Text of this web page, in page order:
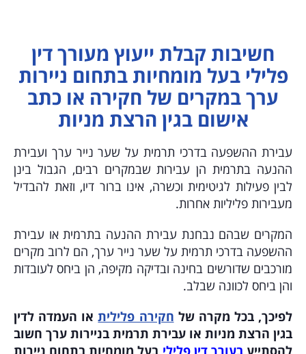
חשיבות קבלת ייעוץ מעורך דין
פלילי בעל מומחיות בתחום ניירות
ערך במקרים של חקירה או כתב
אישום בגין הרצת מניות
עבירת ההשפעה בדרכי תרמית על שער נייר ערך ועבירת
ההנעה בתרמית הן עבירות שבמקרים רבים, הגבול בינן
לבין פעילות לגיטימית וכשרה, אינו ברור דיו, וזאת להבדיל
מעבירות פליליות אחרות.
המקרים שבהם נבחנת עבירת ההנעה בתרמית או עבירת
ההשפעה בדרכי תרמית על שער נייר ערך, הם לרוב מקרים
מורכבים שדורשים בחינה ובדיקה מקיפה, הן ביחס לעובדות
והן ביחס לכוונה שבלב.
לפיכך, בכל מקרה של חקירה פליליתאו העמדה לדין
בגין הרצת מניות או עבירת תרמית בניירות ערך חשוב
להסתייעבעורך דין פלילי בעל מומחיות בתחום ניירות